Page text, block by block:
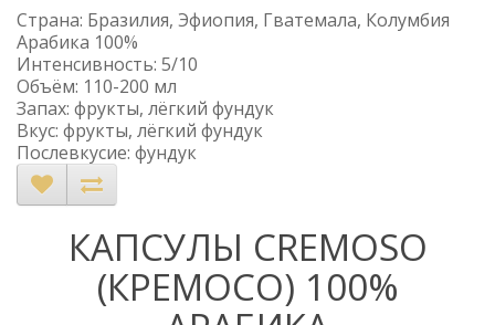
Страна: Бразилия, Эфиопия, Гватемала, Колумбия
Арабика 100%
Интенсивность: 5/10
Объём: 110-200 мл
Запах: фрукты, лёгкий фундук
Вкус: фрукты, лёгкий фундук
Послевкусие: фундук
КАПСУЛЫ CREMOSO
(КРЕМОСО) 100%